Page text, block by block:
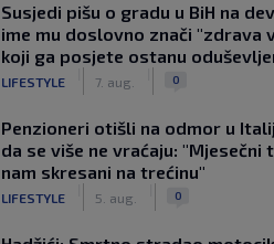
Susjedi pišu o gradu u BiH na
ime mu doslovno znači "zdrava
koji ga posjete ostanu
LIFESTYLE 7. aug. 0
Penzioneri otišli na odmor u
da se više ne vraćaju: "Mjesečni
nam skresani na trećinu"
LIFESTYLE 5. aug. 0